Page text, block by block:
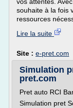
souhaite à la fois
ressources
Lire la suite
Site : e-pret.com
Simulation
pret.com
Pret auto RCI
Simulation pret